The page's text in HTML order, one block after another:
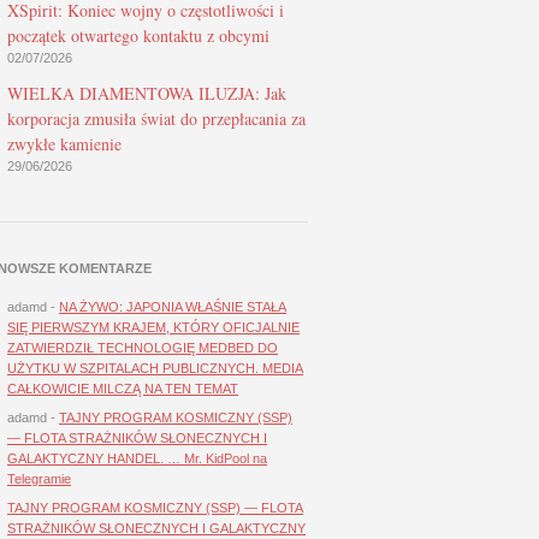
XSpirit: Koniec wojny o częstotliwości i
początek otwartego kontaktu z obcymi
02/07/2026
WIELKA DIAMENTOWA ILUZJA: Jak
korporacja zmusiła świat do przepłacania za
zwykłe kamienie
29/06/2026
KOMENTARZE
adamd - NA ŻYWO: JAPONIA WŁAŚNIE STAŁA
SIĘ PIERWSZYM KRAJEM, KTÓRY OFICJALNIE
ZATWIERDZIŁ TECHNOLOGIĘ MEDBED DO
UŻYTKU W SZPITALACH PUBLICZNYCH. MEDIA
CAŁKOWICIE MILCZĄ NA TEN TEMAT
adamd - TAJNY PROGRAM KOSMICZNY (SSP)
— FLOTA STRAŻNIKÓW SŁONECZNYCH I
GALAKTYCZNY HANDEL. … Mr. KidPool na
Telegramie
TAJNY PROGRAM KOSMICZNY (SSP) — FLOTA
STRAŻNIKÓW SŁONECZNYCH I GALAKTYCZNY